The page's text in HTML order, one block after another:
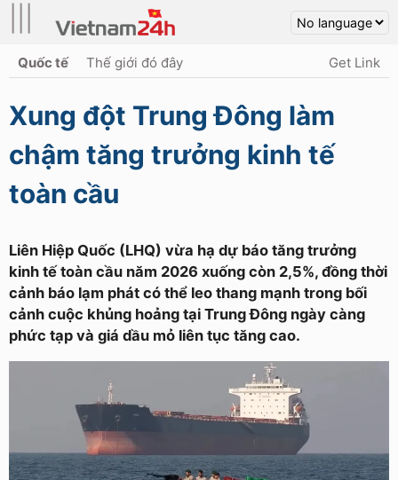
Quốc tế Thế giới đó đây Get Link
Xung đột Trung Đông làm
chậm tăng trưởng kinh tế
toàn cầu
Liên Hiệp Quốc (LHQ) vừa hạ dự báo tăng trưởng
kinh tế toàn cầu năm 2026 xuống còn 2,5%, đồng thời
cảnh báo lạm phát có thể leo thang mạnh trong bối
cảnh cuộc khủng hoảng tại Trung Đông ngày càng
phức tạp và giá dầu mỏ liên tục tăng cao.